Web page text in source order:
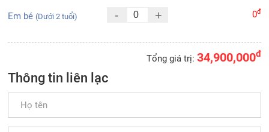
Em bé(Dưới 2 tuổi) - + 0đ
Tổng giá trị: 34,900,000đ
Thông tin liên lạc